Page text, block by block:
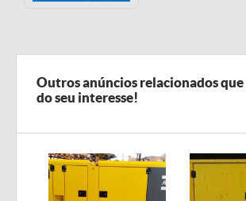
Outros anúncios relacionados
do seu interesse!